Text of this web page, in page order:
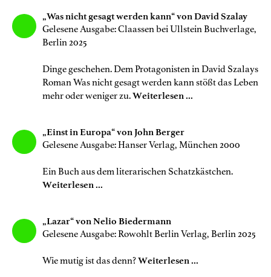
„Was nicht gesagt werden kann“ von David Szalay
Gelesene Ausgabe: Claassen bei Ullstein Buchverlage,
Berlin 2025
Dinge geschehen. Dem Protagonisten in David Szalays
Roman Was nicht gesagt werden kann stößt das Leben
mehr oder weniger zu.Weiterlesen ...
„Einst in Europa“ von John Berger
Gelesene Ausgabe: Hanser Verlag, München 2000
Ein Buch aus dem literarischen Schatzkästchen.
Weiterlesen ...
„Lazar“ von Nelio Biedermann
Gelesene Ausgabe: Rowohlt Berlin Verlag, Berlin 2025
Wie mutig ist das denn?Weiterlesen ...